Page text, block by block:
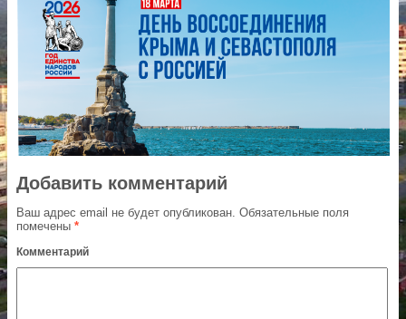
Добавить комментарий
Ваш адрес email не будет опубликован. Обязательные поля
помечены *
Комментарий